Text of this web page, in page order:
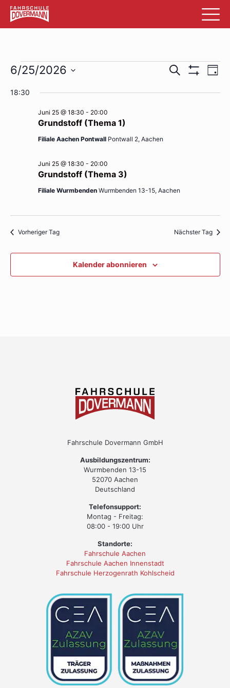
Veranstaltungen
für
2026
Suche
Suche Tag
6/25/2026
wählen.
18:30
Grundstoff (Thema 1)
Juni 25 @ 18:30 - 20:00
Filiale Aachen Pontwall Pontwall 2, Aachen
Grundstoff (Thema 3)
Juni 25 @ 18:30 - 20:00
Filiale Wurmbenden Wurmbenden 13-15, Aachen
Vorheriger Tag Nächster Tag
Kalender abonnieren
Fahrschule Dovermann GmbH
Ausbildungszentrum:
Wurmbenden 13-15
52070 Aachen
Deutschland
Telefonsupport:
Montag - Freitag:
08:00 - 19:00 Uhr
Standorte:
Fahrschule Aachen
Fahrschule Aachen Innenstadt
Fahrschule Herzogenrath Kohlscheid